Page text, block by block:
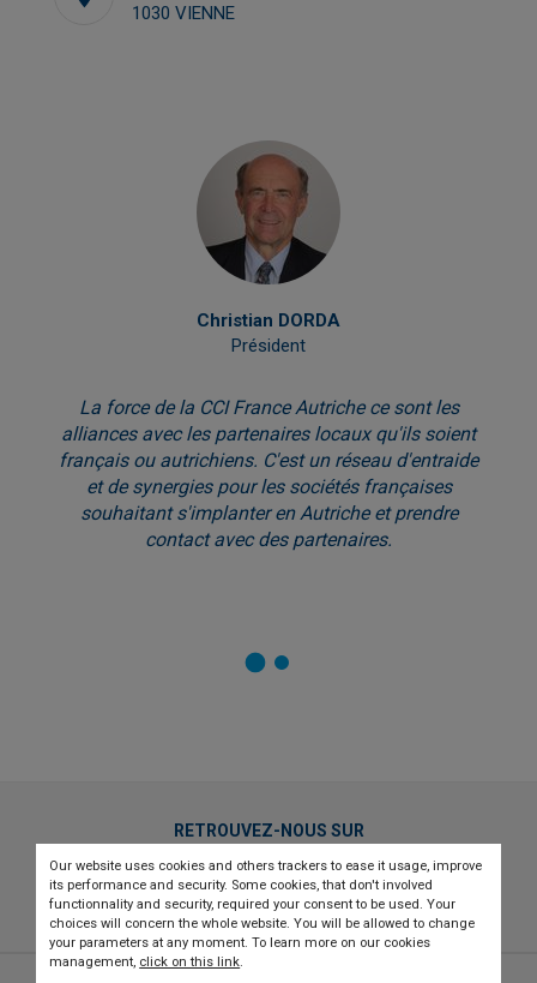
Our website uses cookies and others trackers to ease it usage, improve
its performance and security. Some cookies, that don't involved
functionnality and security, required your consent to be used. Your
choices will concern the whole website. You will be allowed to change
your parameters at any moment. To learn more on our cookies
management, click on this link.
1030 VIENNE
Christian DORDA
Président
La force de la CCI France Autriche ce sont les
alliances avec les partenaires locaux qu'ils soient
français ou autrichiens. C'est un réseau d'entraide
et de synergies pour les sociétés françaises
souhaitant s'implanter en Autriche et prendre
contact avec des partenaires.
RETROUVEZ-NOUS SUR
twitterlinkedinyoutube